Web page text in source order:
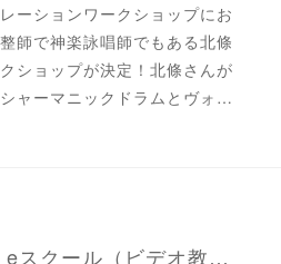
ーションワークショップにお
師で神楽詠唱師でもある北條
ショップが決定！北條さんが
ャーマニックドラムとヴォ…
香瑠鼓カラダラボ・eスクール（ビデオ教材）サービス停止中